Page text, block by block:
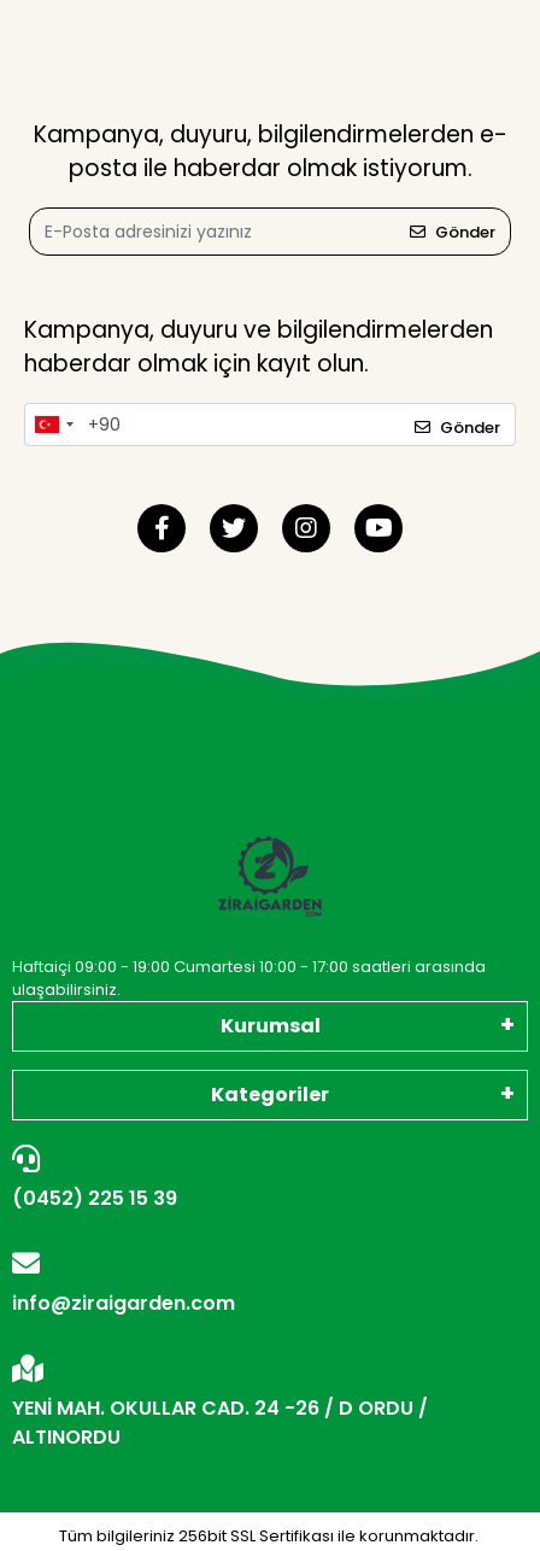
Kampanya, duyuru, bilgilendirmelerden e-
posta ile haberdar olmak istiyorum.
Gönder
Kampanya, duyuru ve bilgilendirmelerden
haberdar olmak için kayıt olun.
Gönder
Haftaiçi 09:00 - 19:00 Cumartesi 10:00 - 17:00 saatleri arasında
ulaşabilirsiniz.
Kurumsal
Kategoriler
(0452) 225 15 39
info@ziraigarden.com
YENİ MAH. OKULLAR CAD. 24 -26 / D ORDU /
ALTINORDU
Tüm bilgileriniz 256bit SSL Sertifikası ile korunmaktadır.